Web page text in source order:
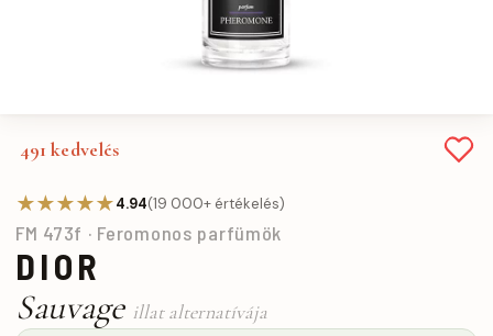
491 kedvelés
★★★★★4.94(19 000+ értékelés)
FM 473f · Feromonos parfümök
DIOR
Sauvage illat alternatívája